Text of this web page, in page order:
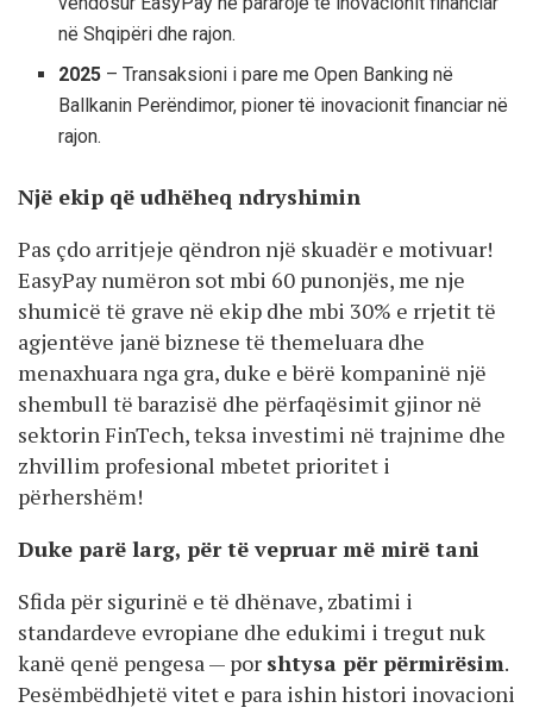
në Shqipëri dhe rajon.
2025 – Transaksioni i pare me Open Banking në
Ballkanin Perëndimor, pioner të inovacionit financiar në
rajon.
Një ekip që udhëheq ndryshimin
Pas çdo arritjeje qëndron një skuadër e motivuar!
EasyPay numëron sot mbi 60 punonjës, me nje
shumicë të grave në ekip dhe mbi 30% e rrjetit të
agjentëve janë biznese të themeluara dhe
menaxhuara nga gra, duke e bërë kompaninë një
shembull të barazisë dhe përfaqësimit gjinor në
sektorin FinTech, teksa investimi në trajnime dhe
zhvillim profesional mbetet prioritet i
përhershëm!
Duke parë larg, për të vepruar më mirë tani
Sfida për sigurinë e të dhënave, zbatimi i
standardeve evropiane dhe edukimi i tregut nuk
kanë qenë pengesa — por shtysa për përmirësim.
Pesëmbëdhjetë vitet e para ishin histori inovacioni